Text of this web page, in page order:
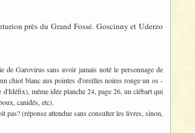
près du Grand Fossé. Goscinny et Uderzo
de Garovirus sans avoir jamais noté le personnage de
chiot blanc aux pointes d'oreilles noires ronge un os -
même idée planche 24, page 26, un clébart qui
canidés, etc).
pas? (réponse attendue sans consulter les livres, sinon,